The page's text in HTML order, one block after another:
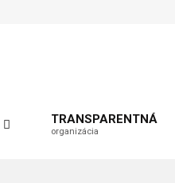
TRANSPARENTNÁ
organizácia